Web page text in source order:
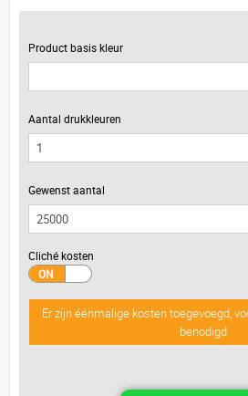
Product basis kleur
Aantal drukkleuren
Gewenst aantal
Cliché kosten
Er zijn éénmalige kosten toegevoegd,
benodigd.